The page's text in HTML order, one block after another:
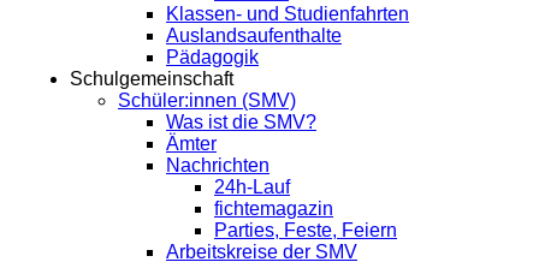
Klassen- und Studienfahrten
Auslandsaufenthalte
Pädagogik
Schulgemeinschaft
Schüler:innen (SMV)
Was ist die SMV?
Ämter
Nachrichten
24h-Lauf
fichtemagazin
Parties, Feste, Feiern
Arbeitskreise der SMV